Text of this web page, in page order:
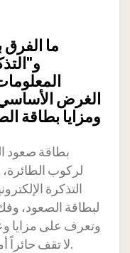
ما
الغرض
ومزايا بطاقة
بطاقة صعود
لركوب
التذكرة
لبطاقة الصعود،
وتعرف على مزايا
لا تقف حائراً أمام تلك الورقة في رحلتك القادمة.